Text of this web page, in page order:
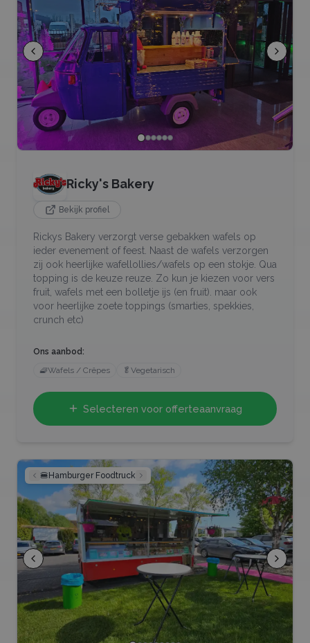
Ricky's Bakery
Bekijk profiel
Rickys Bakery verzorgt verse gebakken wafels op
ieder evenement of feest. Naast de wafels verzorgen
zij ook heerlijke wafellollies/wafels op een stokje. Qua
topping is de keuze reuze. Zo kun je kiezen voor vers
fruit, wafels met een bolletje ijs (en fruit). maar ook
voor heerlijke zoete toppings (smarties, spekkies,
crunch etc)
Ons aanbod:
🧇Wafels / Crêpes 🥬 Vegetarisch
Selecteren voor offerteaanvraag
🍔Hamburger Foodtruck